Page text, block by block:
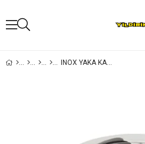
INOX YAKA KARTI İPI METAL KLIPSLI SIYAH 50'LI PAKET